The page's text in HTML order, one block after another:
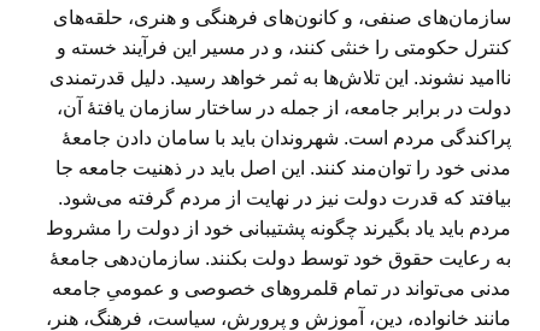
سازمان‌های صنفی، و کانون‌های فرهنگی و هنری، حلقه‌های
کنترل حکومتی را خنثی کنند، و در مسیر این فرآیند خسته و
ناامید نشوند. این تلاش‌ها به ثمر خواهد رسید. دلیل قدرتمندی
دولت در برابر جامعه، از جمله در ساختار سازمان یافتۀ آن،
پراکندگی مردم است. شهروندان باید با سامان دادن جامعهٔ
مدنی خود را توان‌مند کنند. این اصل باید در ذهنیت جامعه جا
بیافتد که قدرت دولت نیز در نهایت از مردم گرفته می‌شود.
مردم باید یاد بگیرند چگونه پشتیبانی خود از دولت را مشروط
به رعایت حقوق خود توسط دولت بکنند. سازمان‌دهی جامعهٔ
مدنی می‌تواند در تمام قلمروهای خصوصی و عمومیِ جامعه
مانند خانواده، دین، آموزش و پرورش، سیاست، فرهنگ، هنر،